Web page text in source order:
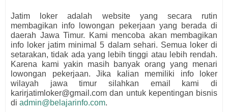
Jatim loker adalah website yang secara rutin
membagikan info lowongan pekerjaan yang berada di
daerah Jawa Timur. Kami mencoba akan membagikan
info loker jatim minimal 5 dalam sehari. Semua loker di
setarakan, tidak ada yang lebih tinggi atau lebih rendah.
Karena kami yakin masih banyak orang yang menari
lowongan pekerjaan. Jika kalian memiliki info loker
wilayah jawa timur silahkan email kami di
karirjatimloker@gmail.com dan untuk kepentingan bisnis
di admin@belajarinfo.com.